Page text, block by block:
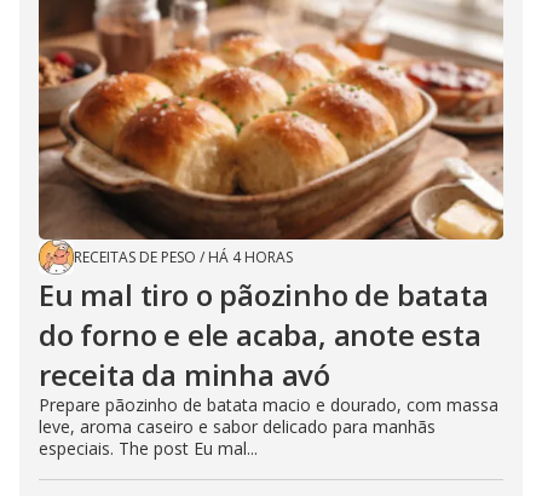
RECEITAS DE PESO / HÁ 4 HORAS
Eu mal tiro o pãozinho de batata
do forno e ele acaba, anote esta
receita da minha avó
Prepare pãozinho de batata macio e dourado, com massa
leve, aroma caseiro e sabor delicado para manhãs
especiais. The post Eu mal...